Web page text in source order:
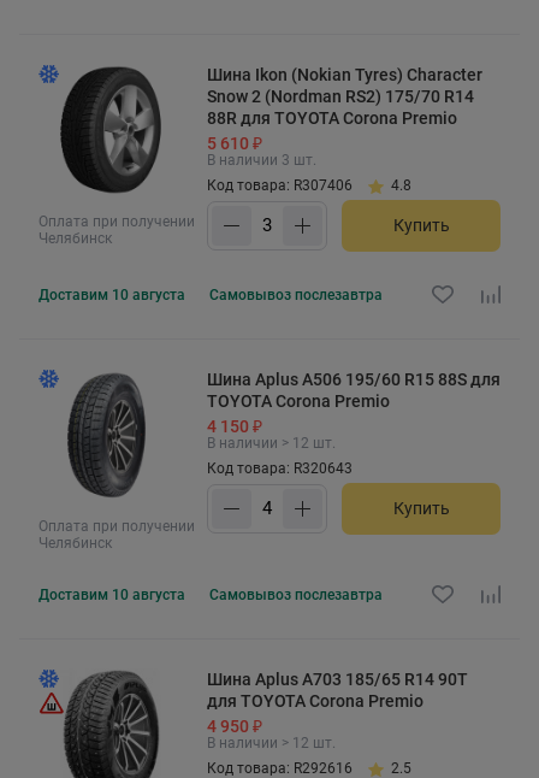
Оплата при получении
Челябинск
Шина Ikon (Nokian Tyres) Character
Snow 2 (Nordman RS2) 175/70 R14
88R для TOYOTA Corona Premio
5 610 ₽
В наличии 3 шт.
Код товара: R307406
4.8
Купить
Доставим 10 августа Самовывоз послезавтра
Оплата при получении
Челябинск
Шина Aplus A506 195/60 R15 88S для
TOYOTA Corona Premio
4 150 ₽
В наличии > 12 шт.
Код товара: R320643
Купить
Доставим 10 августа Самовывоз послезавтра
Шина Aplus A703 185/65 R14 90T
для TOYOTA Corona Premio
4 950 ₽
В наличии > 12 шт.
Код товара: R292616
2.5